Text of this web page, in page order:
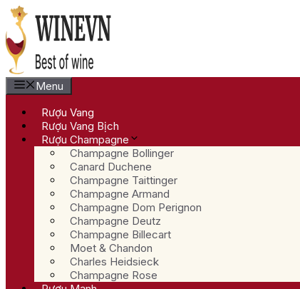
Chuyển
đến
nội
dung
Menu
Rượu Vang
Rượu Vang Bịch
Rượu Champagne
Champagne Bollinger
Canard Duchene
Champagne Taittinger
Champagne Armand
Champagne Dom Perignon
Champagne Deutz
Champagne Billecart
Moet & Chandon
Charles Heidsieck
Champagne Rose